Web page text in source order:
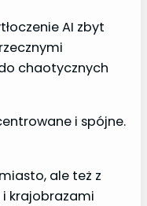
AI zbyt
chaotycznych
i spójne.
ale też z
krajobrazami